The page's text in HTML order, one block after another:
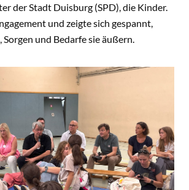
der Stadt Duisburg (SPD), die Kinder.
und zeigte sich gespannt,
Sorgen und Bedarfe sie äußern.